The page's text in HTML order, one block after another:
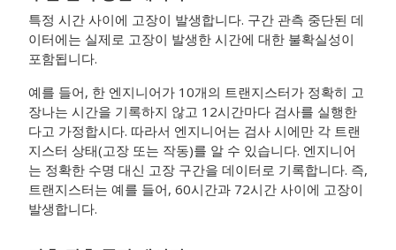
특정 시간 사이에 고장이 발생합니다. 구간 관측 중단된 데
이터에는 실제로 고장이 발생한 시간에 대한 불확실성이
포함됩니다.
예를 들어, 한 엔지니어가 10개의 트랜지스터가 정확히 고
장나는 시간을 기록하지 않고 12시간마다 검사를 실행한
다고 가정합시다. 따라서 엔지니어는 검사 시에만 각 트랜
지스터 상태(고장 또는 작동)를 알 수 있습니다. 엔지니어
는 정확한 수명 대신 고장 구간을 데이터로 기록합니다. 즉,
트랜지스터는 예를 들어, 60시간과 72시간 사이에 고장이
발생합니다.